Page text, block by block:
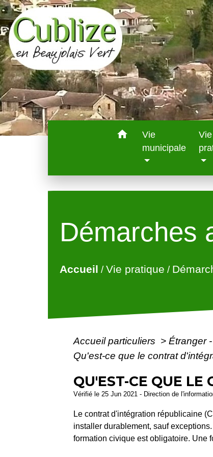
home
Vie
municipale
Vie
Démarches
Accueil /Vie pratique /
Accueil particuliers > Étranger
Qu'est-ce que le contrat
QU'EST-CE QUE LE
Vérifié le 25 Jun 2021 - Direction de
Le contrat d'intégration républicaine
installer durablement, sauf
formation civique est obligatoire. Une